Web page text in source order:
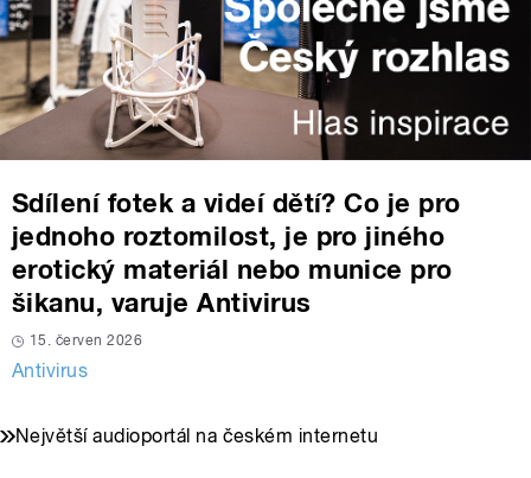
Sdílení fotek a videí dětí? Co je pro
jednoho roztomilost, je pro jiného
erotický materiál nebo munice pro
šikanu, varuje Antivirus
15. červen 2026
Antivirus
Největší audioportál na českém internetu